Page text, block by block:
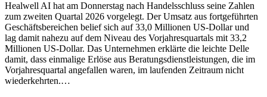
Healwell AI hat am Donnerstag nach Handelsschluss seine Zahlen
zum zweiten Quartal 2026 vorgelegt. Der Umsatz aus fortgeführten
Geschäftsbereichen belief sich auf 33,0 Millionen US-Dollar und
lag damit nahezu auf dem Niveau des Vorjahresquartals mit 33,2
Millionen US-Dollar. Das Unternehmen erklärte die leichte Delle
damit, dass einmalige Erlöse aus Beratungsdienstleistungen, die im
Vorjahresquartal angefallen waren, im laufenden Zeitraum nicht
wiederkehrten.…